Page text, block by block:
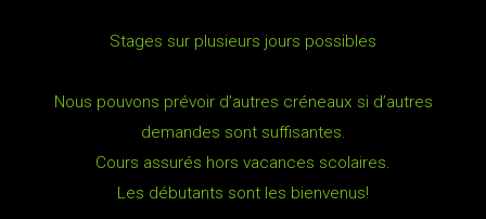
Stages sur plusieurs jours possibles
Nous pouvons prévoir d’autres créneaux si d’autres
demandes sont suffisantes.
Cours assurés hors vacances scolaires.
Les débutants sont les bienvenus!